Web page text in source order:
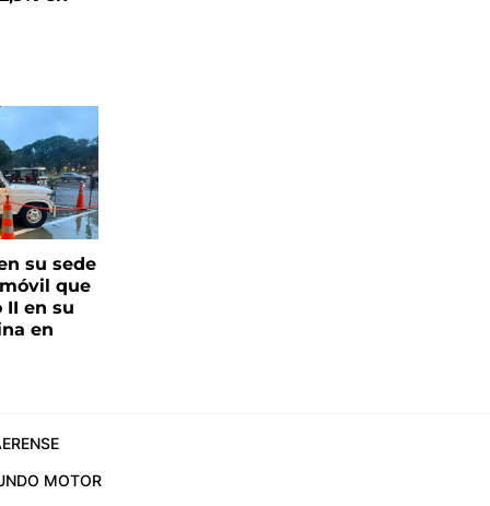
su sede
que
II en su
en
MOTOR